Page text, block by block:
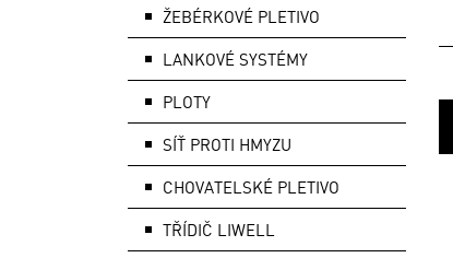
ŽEBÉRKOVÉ PLETIVO
LANKOVÉ SYSTÉMY
PLOTY
SÍŤ PROTI HMYZU
CHOVATELSKÉ PLETIVO
TŘÍDIČ LIWELL